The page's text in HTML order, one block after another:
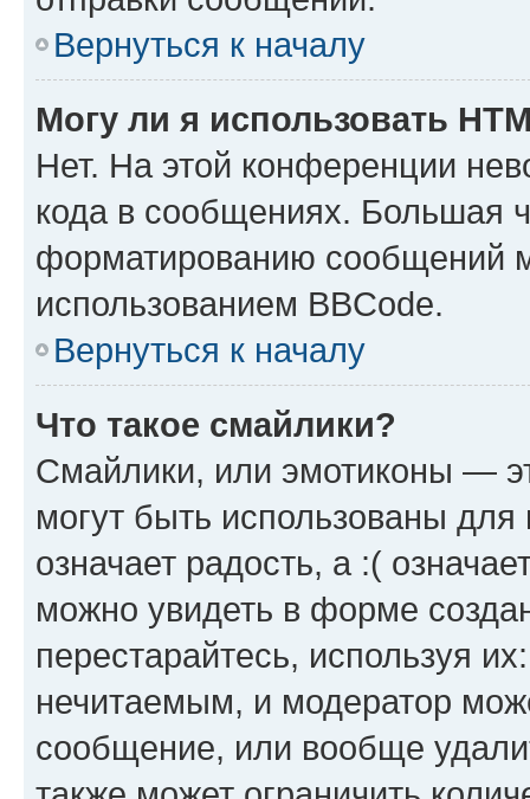
Вернуться к началу
Могу ли я использовать
Нет. На этой конференции
кода в сообщениях. Большая
форматированию сообщений
использованием BBCode.
Вернуться к началу
Что такое смайлики?
Смайлики, или эмотиконы —
могут быть использованы
означает радость, а :(
можно увидеть в форме
перестарайтесь, используя
нечитаемым, и модератор
сообщение, или вообще